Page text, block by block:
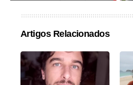
Artigos Relacionados